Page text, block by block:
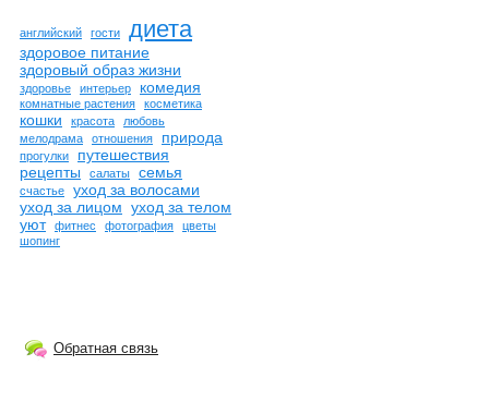
английский гости диета
здоровое питание
здоровый образ жизни
здоровье интерьер комедия
комнатные растения косметика
кошки красота
любовь
мелодрама
отношения природа
прогулки
путешествия
рецепты
салаты семья
счастье
уход за волосами
уход за лицом уход за телом
уют
фитнес фотография
цветы
шопинг
Обратная связь